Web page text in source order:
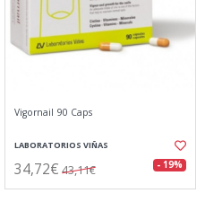
Vigornail 90 Caps
LABORATORIOS VIÑAS
34,72€ 43,11€ - 19%